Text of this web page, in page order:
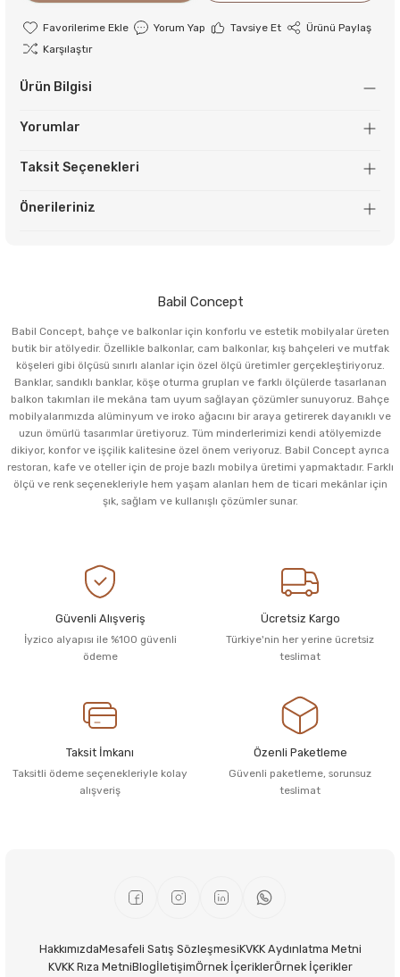
Yorum Yap Tavsiye Et
Ürünü Paylaş
Karşılaştır
Ürün Bilgisi
Yorumlar
Taksit Seçenekleri
Önerileriniz
Babil Concept
Babil Concept, bahçe ve balkonlar için konforlu ve estetik mobilyalar üreten
butik bir atölyedir. Özellikle balkonlar, cam balkonlar, kış bahçeleri ve mutfak
köşeleri gibi ölçüsü sınırlı alanlar için özel ölçü üretimler gerçekleştiriyoruz.
Banklar, sandıklı banklar, köşe oturma grupları ve farklı ölçülerde tasarlanan
balkon takımları ile mekâna tam uyum sağlayan çözümler sunuyoruz. Bahçe
mobilyalarımızda alüminyum ve iroko ağacını bir araya getirerek dayanıklı ve
uzun ömürlü tasarımlar üretiyoruz. Tüm minderlerimizi kendi atölyemizde
dikiyor, konfor ve işçilik kalitesine özel önem veriyoruz. Babil Concept ayrıca
restoran, kafe ve oteller için de proje bazlı mobilya üretimi yapmaktadır. Farklı
ölçü ve renk seçenekleriyle hem yaşam alanları hem de ticari mekânlar için
şık, sağlam ve kullanışlı çözümler sunar.
Güvenli Alışveriş
İyzico alyapısı ile %100 güvenli
ödeme
Ücretsiz Kargo
Türkiye'nin her yerine ücretsiz
teslimat
Taksit İmkanı
Taksitli ödeme seçenekleriyle kolay
alışveriş
Özenli Paketleme
Güvenli paketleme, sorunsuz
teslimat
HakkımızdaMesafeli Satış SözleşmesiKVKK Aydınlatma Metni
KVKK Rıza MetniBlogİletişimÖrnek İçeriklerÖrnek İçerikler